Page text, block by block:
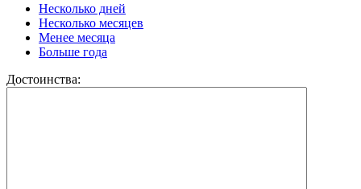
Несколько дней
Несколько месяцев
Менее месяца
Больше года
Достоинства: